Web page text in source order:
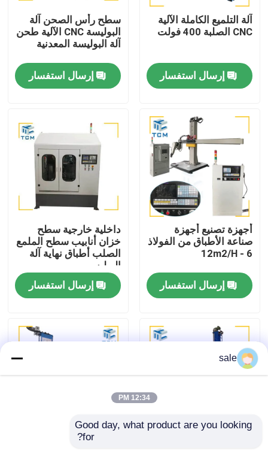
المنتجات
حولنا
جولة في المصنع
مراقبة الجودة
اتصل بنا
القضايا
آلة التلميع الكاملة الآلية
CNC الصلبة 400 فولت
إرسال استفسار
سطح رأس الصحن آلة
البوليسة CNC الآلية طحن
آلة البوليسة المعدنية
إرسال استفسار
أجهزة تصنيع أجهزة
صناعة الأطباق من الفولاذ
6 - 12m2/H
إرسال استفسار
داخلية خارجية سطح
خزان أنابيب سطح الملمع
الصلب أطباق نهاية آلة
البوليس
إرسال استفسار
sale
12:34 PM
Good day, what product are you looking
for?